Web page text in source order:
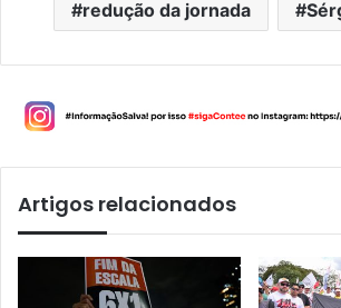
redução da jornada
Artigos relacionados